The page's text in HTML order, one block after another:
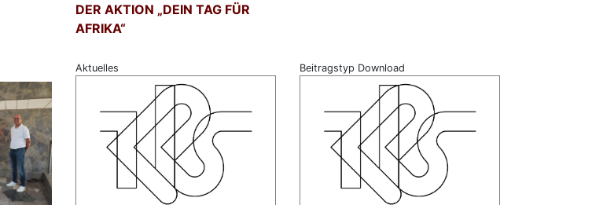
AKTION „DEIN TAG FÜR AFR
IKA“
Aktuelles Beitragstyp Download